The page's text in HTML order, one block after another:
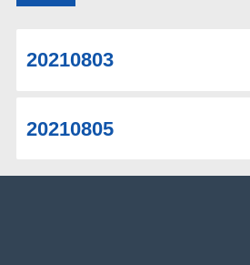
20210803
20210805